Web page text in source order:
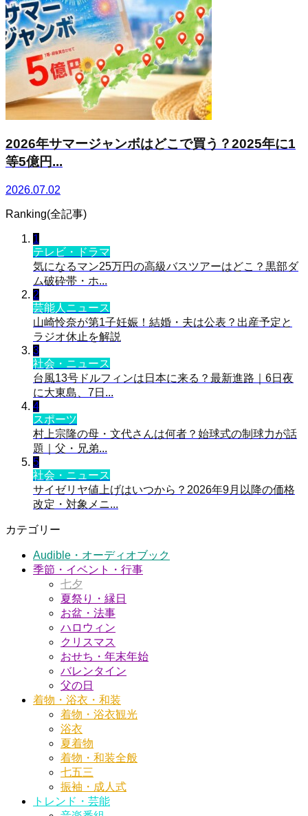
2026年サマージャンボはどこで買う？2025年に1
等5億円...
2026.07.02
Ranking(全記事)
1
テレビ・ドラマ
気になるマン25万円の高級バスツアーはどこ？黒部ダ
ム破砕帯・ホ...
2
芸能人ニュース
山崎怜奈が第1子妊娠！結婚・夫は公表？出産予定と
ラジオ休止を解説
3
社会・ニュース
台風13号ドルフィンは日本に来る？最新進路｜6日夜
に大東島、7日...
4
スポーツ
村上宗隆の母・文代さんは何者？始球式の制球力が話
題｜父・兄弟...
5
社会・ニュース
サイゼリヤ値上げはいつから？2026年9月以降の価格
改定・対象メニ...
カテゴリー
Audible・オーディオブック
季節・イベント・行事
七夕
夏祭り・縁日
お盆・法事
ハロウィン
クリスマス
おせち・年末年始
バレンタイン
父の日
着物・浴衣・和装
着物・浴衣観光
浴衣
夏着物
着物・和装全般
七五三
振袖・成人式
トレンド・芸能